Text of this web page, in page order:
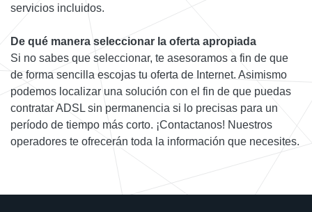
servicios incluidos.
De qué manera seleccionar la oferta apropiada
Si no sabes que seleccionar, te asesoramos a fin de que
de forma sencilla escojas tu oferta de Internet. Asimismo
podemos localizar una solución con el fin de que puedas
contratar ADSL sin permanencia si lo precisas para un
período de tiempo más corto. ¡Contactanos! Nuestros
operadores te ofrecerán toda la información que necesites.